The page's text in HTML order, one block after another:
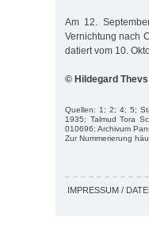
Am 12.
Vernichtung nach
datiert vom 10.
© Hildegard Thevs
Quellen: 1; 2; 4; 5;
1935; Talmud Tora
010696; Archivum
Zur Nummerierung
IMPRESSUM /